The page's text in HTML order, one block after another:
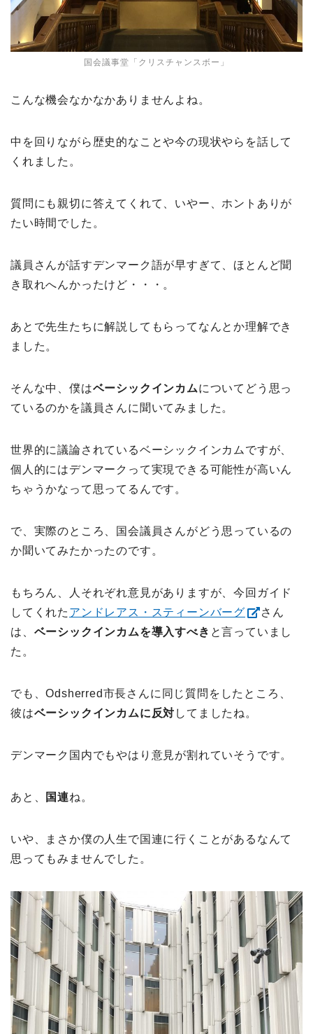
国会議事堂「クリスチャンスボー」
こんな機会なかなかありませんよね。
中を回りながら歴史的なことや今の現状やらを話して
くれました。
質問にも親切に答えてくれて、いやー、ホントありが
たい時間でした。
議員さんが話すデンマーク語が早すぎて、ほとんど聞
き取れへんかったけど・・・。
あとで先生たちに解説してもらってなんとか理解でき
ました。
そんな中、僕はベーシックインカムについてどう思っ
ているのかを議員さんに聞いてみました。
世界的に議論されているベーシックインカムですが、
個人的にはデンマークって実現できる可能性が高いん
ちゃうかなって思ってるんです。
で、実際のところ、国会議員さんがどう思っているの
か聞いてみたかったのです。
もちろん、人それぞれ意見がありますが、今回ガイド
してくれた アンドレアス・スティーンバーグ
さん
は、 ベーシックインカムを導入すべき と言っていまし
た。
でも、Odsherred市長さんに同じ質問をしたところ、
彼はベーシックインカムに反対 してましたね。
デンマーク国内でもやはり意見が割れていそうです。
あと、 国連ね。
いや、まさか僕の人生で国連に行くことがあるなんて
思ってもみませんでした。